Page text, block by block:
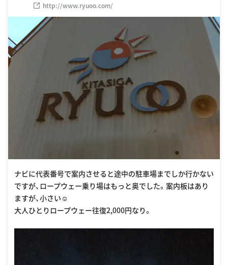
http://www.ryuoo.com/
ナビに代表番号で案内させると途中の駐車場までしか行かない
ですが、ロープウェー乗り場はもっと奥でした。案内板はあり
ますが、小さい☺︎
大人ひとりロープウェー往復2,000円なり。